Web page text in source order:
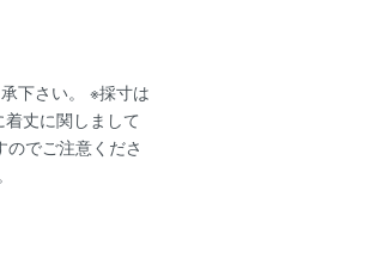
下さい。 ※採寸は
丈に関しまして
でご注意くださ